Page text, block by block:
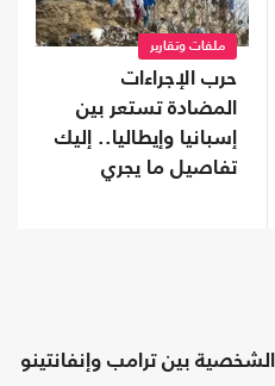
ملفات وتقارير
حرب الإجراءات
المضادة تستعر بين
إسبانيا وإيطاليا.. إليك
تفاصيل ما يجري
بين ترامب وإنفانتينو